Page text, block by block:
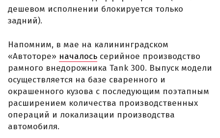
дешевом исполнении блокируется только
задний).
Напомним, в мае на калининградском
«Автоторе» началось серийное производство
рамного внедорожника Tank 300. Выпуск модели
осуществляется на базе сваренного и
окрашенного кузова с последующим поэтапным
расширением количества производственных
операций и локализации производства
автомобиля.